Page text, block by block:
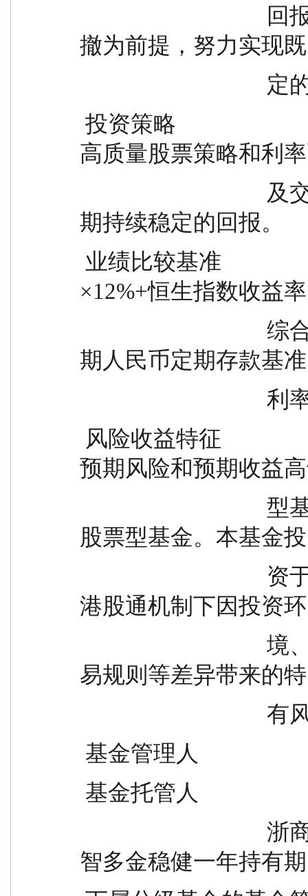
撤为前提，努力实现既
高质量股票策略和利
期持续稳定的回报。
×12%+恒生指数收益
期人民币定期存款基准
预期风险和预期收益
股票型基金。本基金投
港股通机制下因投资环
易规则等差异带来的特
基金管理人
基金托管人
智多金稳健一年持有期